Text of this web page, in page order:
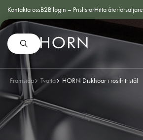
Kontakta ossB2B login – PrislistorHitta återförsäljare
Framsida Tvätta HORN Diskhoar i rostfritt stål